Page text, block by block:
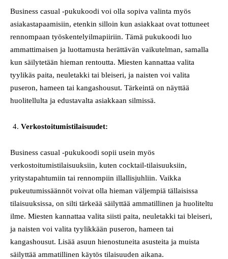
Business casual -pukukoodi voi olla sopiva valinta myös
asiakastapaamisiin, etenkin silloin kun asiakkaat ovat tottuneet
rennompaan työskentelyilmapiiriin. Tämä pukukoodi luo
ammattimaisen ja luottamusta herättävän vaikutelman, samalla
kun säilytetään hieman rentoutta. Miesten kannattaa valita
tyylikäs paita, neuletakki tai bleiseri, ja naisten voi valita
puseron, hameen tai kangashousut. Tärkeintä on näyttää
huolitellulta ja edustavalta asiakkaan silmissä.
Verkostoitumistilaisuudet:
Business casual -pukukoodi sopii usein myös
verkostoitumistilaisuuksiin, kuten cocktail-tilaisuuksiin,
yritystapahtumiin tai rennompiin illallisjuhliin. Vaikka
pukeutumissäännöt voivat olla hieman väljempiä tällaisissa
tilaisuuksissa, on silti tärkeää säilyttää ammatillinen ja huoliteltu
ilme. Miesten kannattaa valita siisti paita, neuletakki tai bleiseri,
ja naisten voi valita tyylikkään puseron, hameen tai
kangashousut. Lisää asuun hienostuneita asusteita ja muista
säilyttää ammatillinen käytös tilaisuuden aikana.